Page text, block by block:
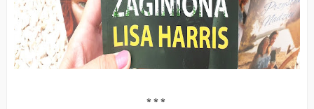
* * *